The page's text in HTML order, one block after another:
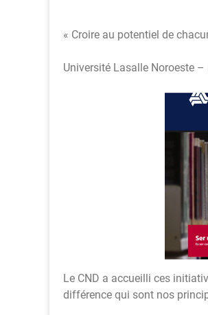
« Croire au potentiel de
Université Lasalle Noroeste
Le CND a accueilli ces
différence qui sont nos